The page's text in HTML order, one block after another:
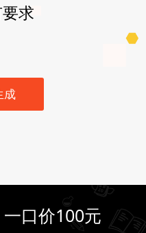
求
成
口价100元